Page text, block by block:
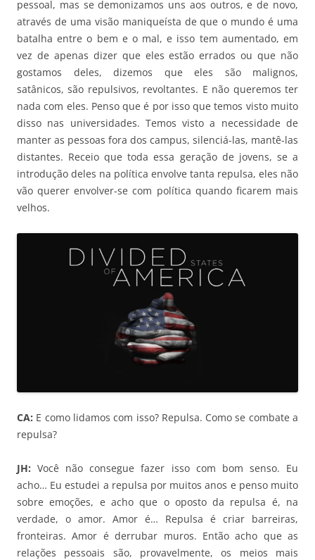
pessoal, mas se demonizamos uns aos outros, e de novo,
através de uma visão maniqueísta de que o mundo é uma
batalha entre o bem e o mal, e isso tem aumentado, em
vez de apenas dizer que eles estão errados ou que não
gostamos deles, dizemos que eles são malignos,
satânicos, são repulsivos, revoltantes. E não queremos ter
nada com eles. Penso que é por isso que temos visto muito
disso nas universidades. Temos visto a necessidade de
manter as pessoas fora dos campus, silenciá-las, mantê-las
distantes. Receio que toda essa geração de jovens, se a
introdução deles na política envolve tanta repulsa, eles não
vão querer envolver-se com política quando ficarem mais
velhos.
CA: E como lidamos com isso? Repulsa. Como se combate a
repulsa?
JH: Você não consegue fazer isso com bom senso. Eu
acho… Eu estudei a repulsa por muitos anos e penso muito
sobre emoções, e acho que o oposto da repulsa é, na
verdade, o amor. Amor é… Repulsa é criar barreiras,
fronteiras. Amor é derrubar muros. Então acho que as
relações pessoais são, provavelmente, os meios mais